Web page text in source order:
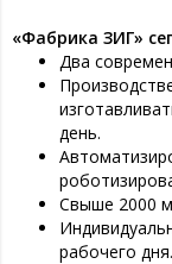
«Фабрика ЗИГ»
Два
день.
Свыше 2000
рабочего дня.